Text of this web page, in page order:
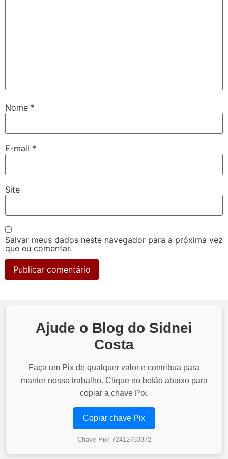
Nome *
E-mail *
Site
Salvar meus dados neste navegador para a próxima vez
que eu comentar.
Ajude o Blog do Sidnei
Costa
Faça um Pix de qualquer valor e contribua para
manter nosso trabalho. Clique no botão abaixo para
copiar a chave Pix.
Copiar chave Pix
Chave Pix: 72412763372